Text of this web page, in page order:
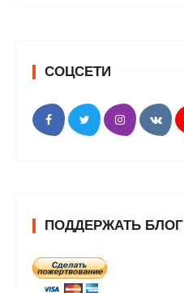
СОЦСЕТИ
ПОДДЕРЖАТЬ БЛОГ